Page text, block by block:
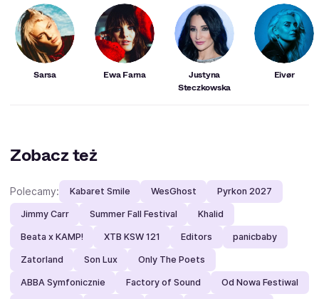
Sarsa Ewa Farna
Justyna
Steczkowska
Eivør
Zobacz też
Polecamy: Kabaret Smile WesGhost Pyrkon 2027
Jimmy Carr Summer Fall Festival Khalid
Beata x KAMP! XTB KSW 121 Editors panicbaby
Zatorland Son Lux Only The Poets
ABBA Symfonicznie Factory of Sound Od Nowa Festiwal